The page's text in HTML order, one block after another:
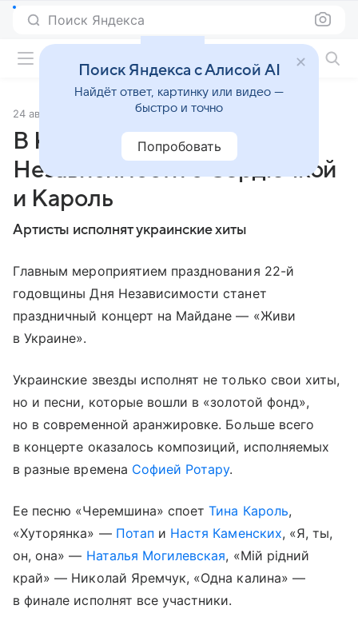
Поиск Яндекса
24 августа 2013 Источник:Ictv.ua
В Киеве отметят День
Независимости с Сердючкой
и Кароль
Артисты исполнят украинские хиты
Главным мероприятием празднования 22-й
годовщины Дня Независимости станет
праздничный концерт на Майдане — «Живи
в Украине».
Украинские звезды исполнят не только свои хиты,
но и песни, которые вошли в «золотой фонд»,
но в современной аранжировке. Больше всего
в концерте оказалось композиций, исполняемых
в разные времена Софией Ротару.
Ее песню «Черемшина» споетТина Кароль,
«Хуторянка» — Потап и Настя Каменских, «Я, ты,
он, она» — Наталья Могилевская, «Мiй рiдний
край» — Николай Яремчук, «Одна калина» —
в финале исполнят все участники.
Поиск Яндекса с Алисой AI
Найдёт ответ, картинку или видео —
быстро и точно
Попробовать